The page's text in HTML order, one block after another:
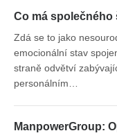
Co má společného
Zdá se to jako
emocionální stav
straně odvětví
personálním…
ManpowerGroup: